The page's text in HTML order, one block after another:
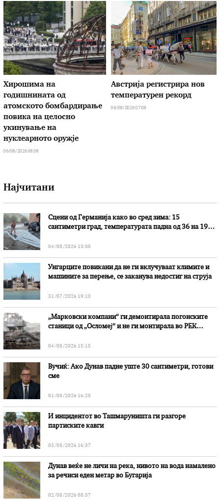
Хирошима на
годишнината од
атомското бомбардирање
повика на целосно
укинување на
нуклеарното оружје
06/08/2026 08:08
Австрија регистрира нов
температурен рекорд
06/08/2026 07:08
Најчитани
Сцени од Германија како во сред зима: 15
сантиметри град, температурата падна од 36 на 19
04/08/2026 13:08
Унгарците повикани да не ги вклучуваат климите и
машините за перење, се заканува недостиг на струја
31/07/2026 19:10
„Марковски компани“ ги демонтирала погонските
станици од „Осломеј“ и не ги монтирала во РЕК
04/08/2026 15:15
Вучиќ: Ако Дунав падне уште 30 сантиметри, готови
сме
01/08/2026 16:28
И инцидентот во Ташмаруништa ги разгоре
партиските кавги
03/08/2026 16:37
Дунав веќе не личи на река, нивото на вода намалено
за речиси еден метар во Бугарија
02/08/2026 08:57